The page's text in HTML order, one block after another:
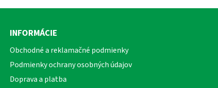
Z
INFORMÁCIE
Obchodné a reklamačné podmienky
Podmienky ochrany osobných údajov
Doprava a platba